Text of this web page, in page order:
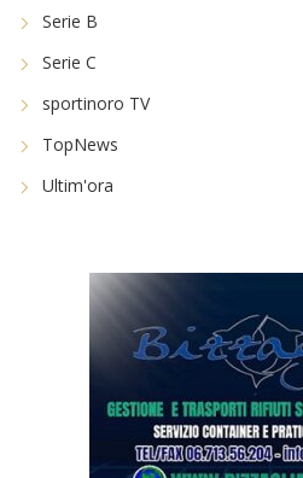
Serie B
Serie C
sportinoro TV
TopNews
Ultim'ora